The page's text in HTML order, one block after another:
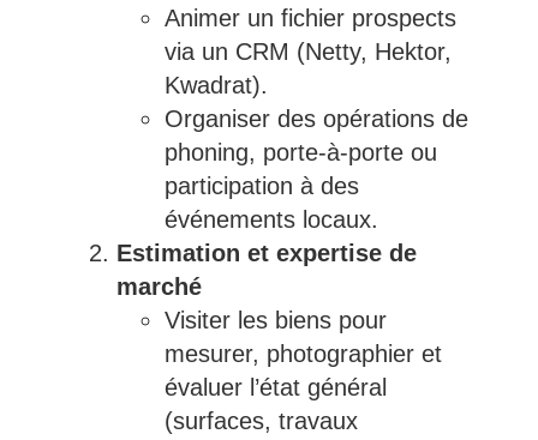
Animer un fichier prospects
via un CRM (Netty, Hektor,
Kwadrat).
Organiser des opérations de
phoning, porte-à-porte ou
participation à des
événements locaux.
Estimation et expertise de
marché
Visiter les biens pour
mesurer, photographier et
évaluer l’état général
(surfaces, travaux